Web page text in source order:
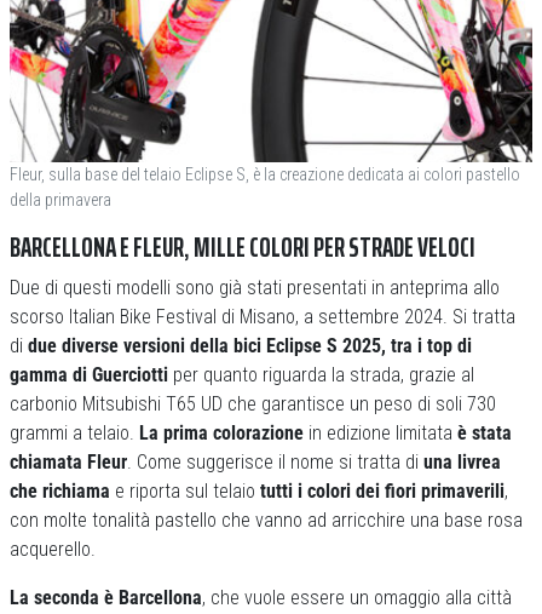
Fleur, sulla base del telaio Eclipse S, è la creazione dedicata ai colori pastello
della primavera
BARCELLONA E FLEUR, MILLE COLORI PER STRADE VELOCI
Due di questi modelli sono già stati presentati in anteprima allo
scorso Italian Bike Festival di Misano, a settembre 2024. Si tratta
di due diverse versioni della bici Eclipse S 2025, tra i top di
gamma di Guerciotti per quanto riguarda la strada, grazie al
carbonio Mitsubishi T65 UD che garantisce un peso di soli 730
grammi a telaio. La prima colorazione in edizione limitata è stata
chiamata Fleur. Come suggerisce il nome si tratta di una livrea
che richiama e riporta sul telaio tutti i colori dei fiori primaverili,
con molte tonalità pastello che vanno ad arricchire una base rosa
acquerello.
La seconda è Barcellona, che vuole essere un omaggio alla città